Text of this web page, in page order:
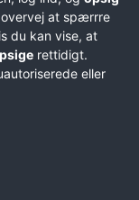
at spærrre
du kan vise, at
rettidigt.
eller